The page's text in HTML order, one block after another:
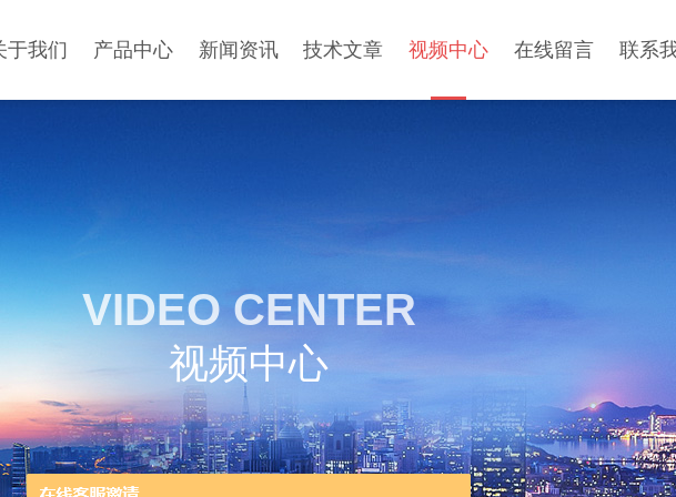
于我们 产品中心 新闻资讯 技术文章 视频中心 在线留言 联系
VIDEO CENTER
视频中心